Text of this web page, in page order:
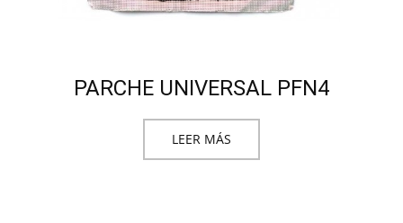
PARCHE UNIVERSAL PFN4
LEER MÁS